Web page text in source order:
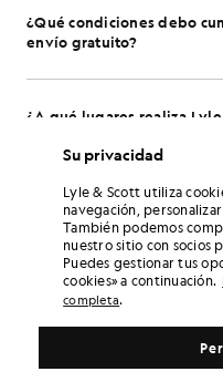
¿Qué condiciones debo
envío gratuito?
¿A qué lugares realiza Lyle
¿NECESITAS AYUDA?
Horario habitual: de lunes a
Su privacidad
Lyle & Scott utiliza
navegación,
También podemos
nuestro sitio con socios
Puedes gestionar tus
cookies» a continuación.
completa.